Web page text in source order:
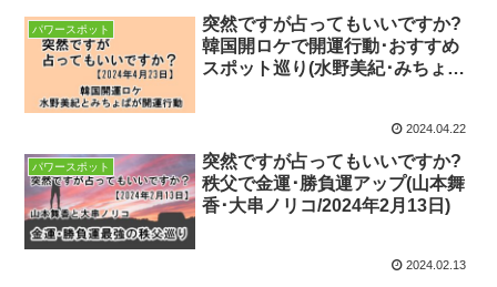
パワースポット
突然ですが占ってもいいですか?
韓国開ロケで開運行動･おすすめ
スポット巡り(水野美紀･みちょ
2024.04.22
パワースポット
突然ですが占ってもいいですか?
秩父で金運･勝負運アップ(山本舞
香･大串ノリコ/2024年2月13日)
2024.02.13